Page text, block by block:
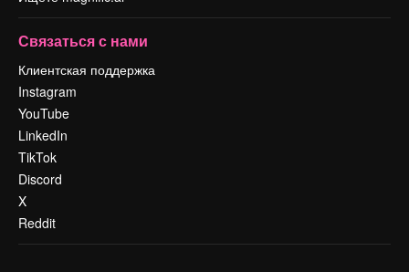
Связаться с нами
Клиентская поддержка
Instagram
YouTube
LinkedIn
TikTok
Discord
X
Reddit